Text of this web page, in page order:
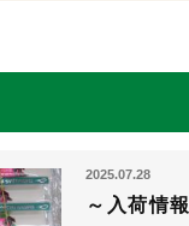
2025.07.28
～入荷情